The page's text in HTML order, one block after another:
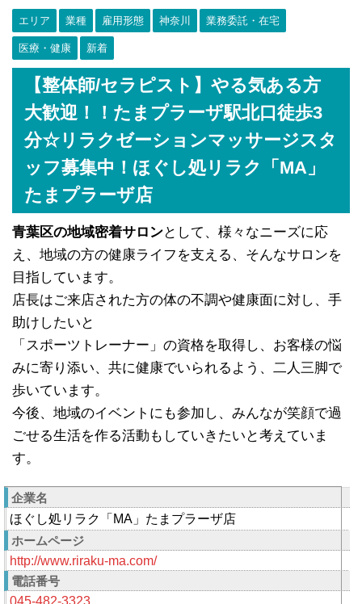
エリア 業種 雇用形態 神奈川 業務委託・在宅
医療・健康 新着
【整体師/セラピスト】やる気ある方
大歓迎！！たまプラーザ駅北口徒歩3
分☆リラクゼーションマッサージスタ
ッフ募集中！ほぐし処リラク「MA」
たまプラーザ店
青葉区の地域密着サロンとして、様々なニーズに応
え、地域の方の健康ライフを支える、そんなサロンを
目指しています。
店長はご来店された方の体の不調や健康面に対し、手
助けしたいと
「スポーツトレーナー」の資格を取得し、お客様の悩
みに寄り添い、共に健康でいられるよう、二人三脚で
歩いています。
今後、地域のイベントにも参加し、みんなが笑顔で過
ごせる生活を作る活動もしていきたいと考えていま
す。
企業名
ほぐし処リラク「MA」たまプラーザ店
ホームページ
http://www.riraku-ma.com/
電話番号
045-482-3323